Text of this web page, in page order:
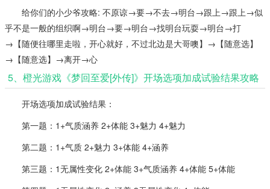
给你们的小少爷攻略: 不原谅→要→不去→明台→跟上→跟上→似
乎不是一般的组织啊→明台→要→明台→找明台玩耍→明台→打
→【随便往哪里走啦，开心就好，不过北边是大哥噢】→【随意选】
→【随意选】→离开→心
5、橙光游戏《梦回至爱[外传]》开场选项加成试验结果攻略
开场选项加成试验结果：
第一题：1+气质涵养 2+体能 3+魅力 4+魅力
第二题：1+气质 2+魅力 3+体能 4+涵养
第三题：1无属性变化 2+体能 3+气质涵养 4+体能 5+体能